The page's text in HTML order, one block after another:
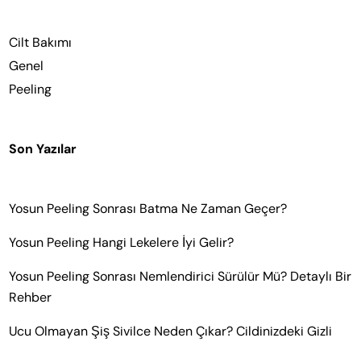
Cilt Bakımı
Genel
Peeling
Son Yazılar
Yosun Peeling Sonrası Batma Ne Zaman Geçer?
Yosun Peeling Hangi Lekelere İyi Gelir?
Yosun Peeling Sonrası Nemlendirici Sürülür Mü? Detaylı Bir
Rehber
Ucu Olmayan Şiş Sivilce Neden Çıkar? Cildinizdeki Gizli